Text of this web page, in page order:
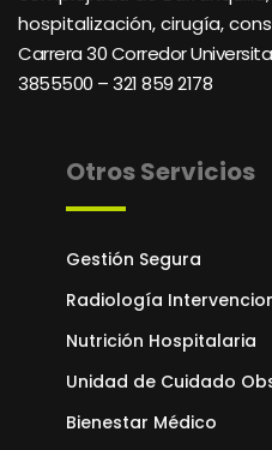
hospitalización, cirugía,
Carrera 30 Corredor
3855500 – 321 859 2178
Otros Servicios
Gestión Segura
Radiología
Nutrición Hospitalaria
Unidad de Cuidado
Bienestar Médico